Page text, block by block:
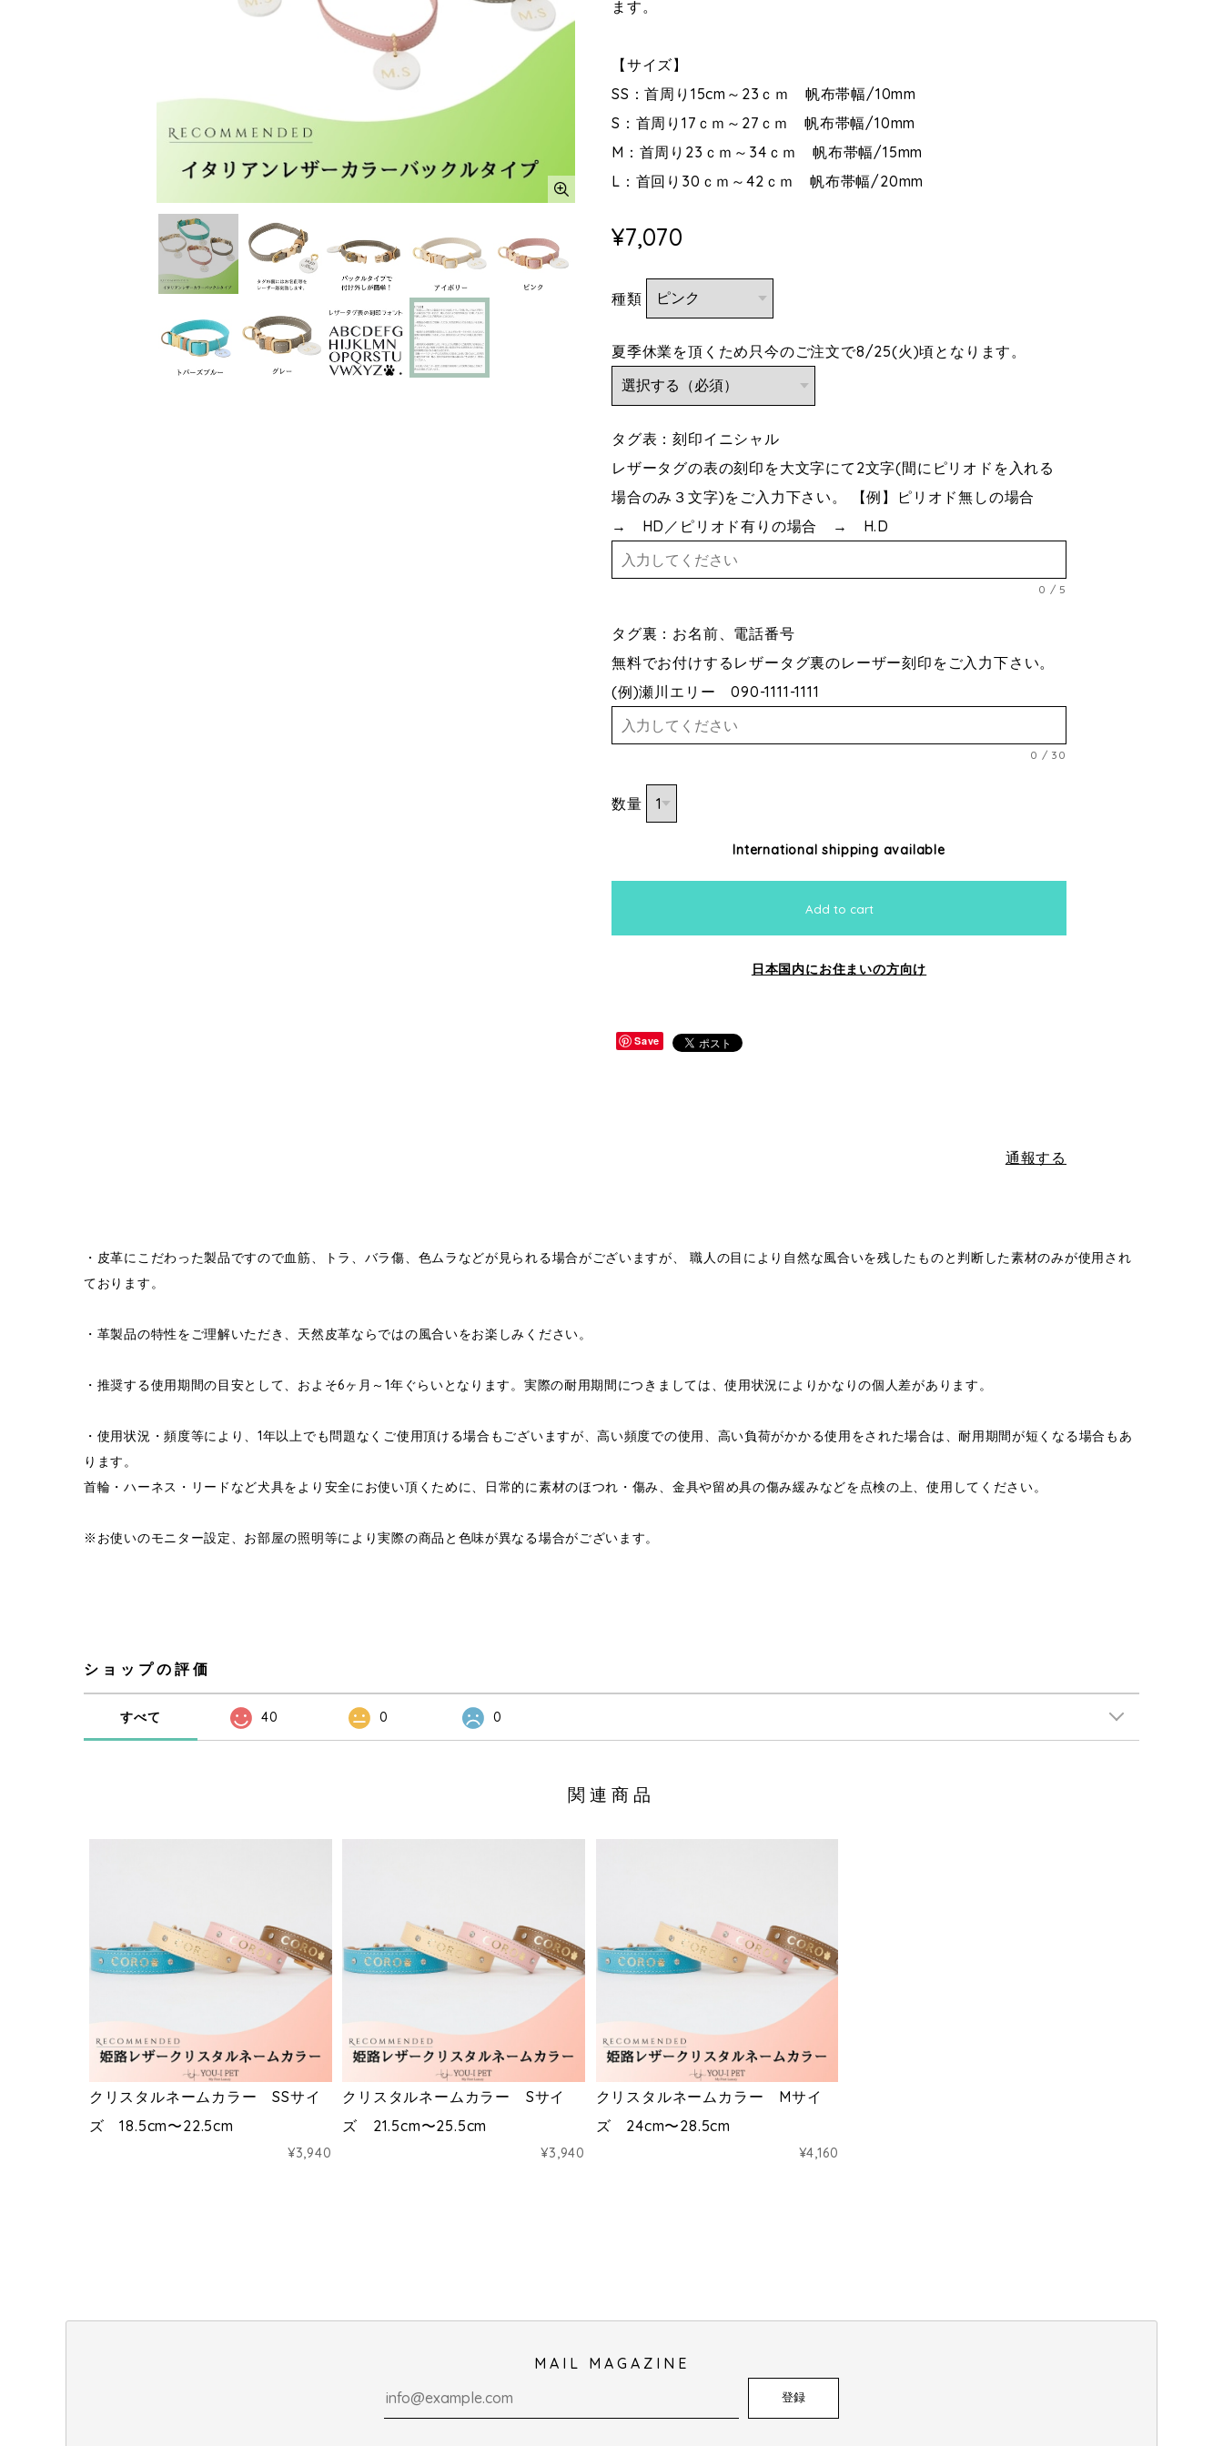
ます。
【サイズ】
SS：首周り15cm～23ｃｍ 帆布帯幅/10mm
S：首周り17ｃｍ～27ｃｍ 帆布帯幅/10mm
M：首周り23ｃｍ～34ｃｍ 帆布帯幅/15mm
L：首回り30ｃｍ～42ｃｍ 帆布帯幅/20mm
¥7,070
種類
夏季休業を頂くため只今のご注文で8/25(火)頃となります。
タグ表：刻印イニシャル
レザータグの表の刻印を大文字にて2文字(間にピリオドを入れる
場合のみ３文字)をご入力下さい。 【例】ピリオド無しの場合
→ HD／ピリオド有りの場合 → H.D
0 / 5
タグ裏：お名前、電話番号
無料でお付けするレザータグ裏のレーザー刻印をご入力下さい。
(例)瀬川エリー 090-1111-1111
0 / 30
数量
International shipping available
Add to cart
日本国内にお住まいの方向け
Save
通報する
・皮革にこだわった製品ですので血筋、トラ、バラ傷、色ムラなどが見られる場合がございますが、 職人の目により自然な風合いを残したものと判断した素材のみが使用され
ております。
・革製品の特性をご理解いただき、天然皮革ならではの風合いをお楽しみください。
・推奨する使用期間の目安として、およそ6ヶ月～1年ぐらいとなります。実際の耐用期間につきましては、使用状況によりかなりの個人差があります。
・使用状況・頻度等により、1年以上でも問題なくご使用頂ける場合もございますが、高い頻度での使用、高い負荷がかかる使用をされた場合は、耐用期間が短くなる場合もあ
ります。
首輪・ハーネス・リードなど犬具をより安全にお使い頂くために、日常的に素材のほつれ・傷み、金具や留め具の傷み緩みなどを点検の上、使用してください。
※お使いのモニター設定、お部屋の照明等により実際の商品と色味が異なる場合がございます。
ショップの評価
すべて 40 0 0
関連商品
クリスタルネームカラー SSサイ
ズ 18.5cm〜22.5cm
¥3,940
クリスタルネームカラー Sサイ
ズ 21.5cm〜25.5cm
¥3,940
クリスタルネームカラー Mサイ
ズ 24cm〜28.5cm
¥4,160
MAIL MAGAZINE
登録